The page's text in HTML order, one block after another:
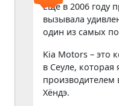
Еще в 2006 году
вызывала
один из самых
Kia Motors – это
в Сеуле, которая
Хёндэ.